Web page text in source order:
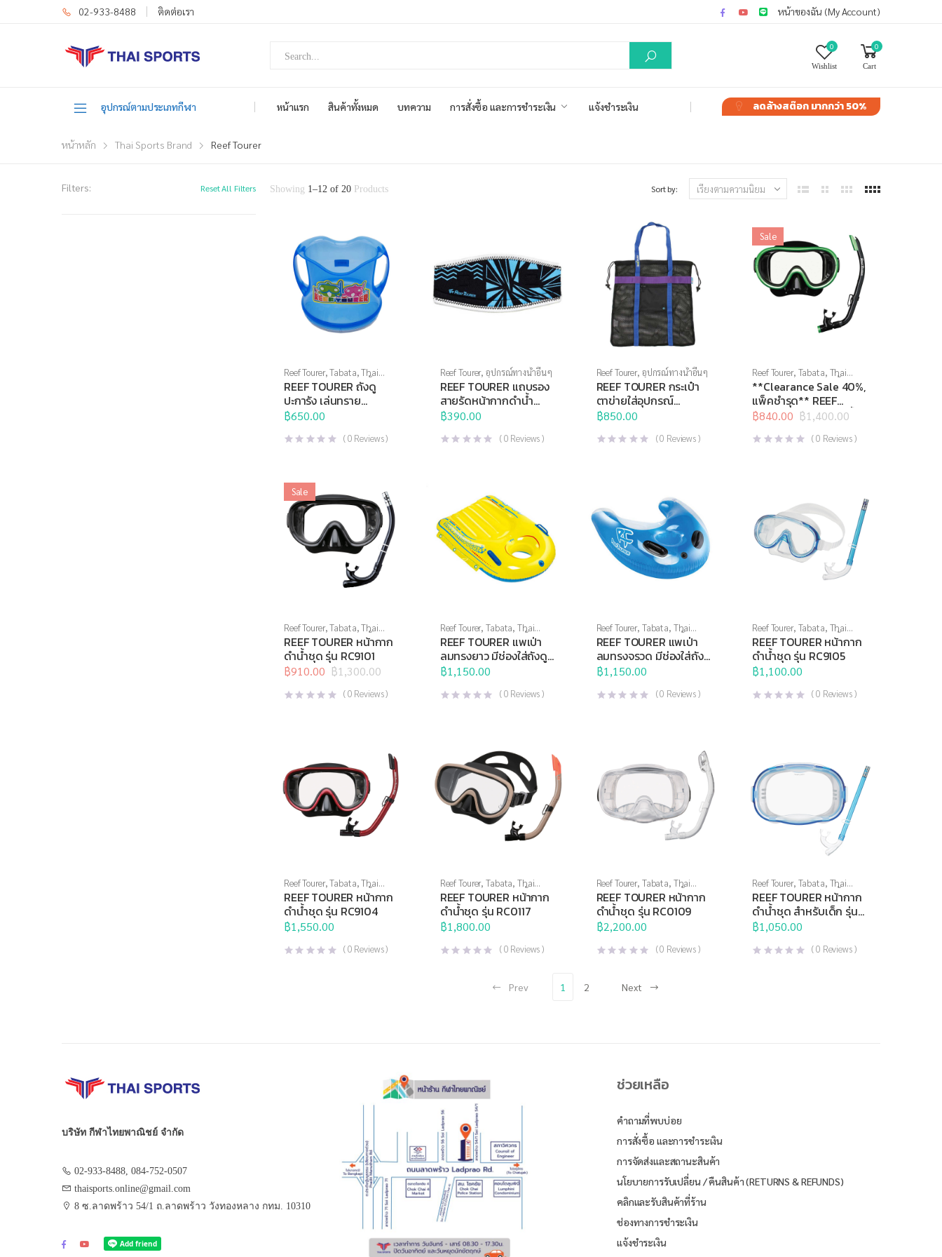
02-933-8488 ติดต่อเรา หน้าของฉัน (My Account)
0
Wishlist
0
Cart
อุปกรณ์ตามประเภทกีฬา หน้าแรก สินค้าทั้งหมด บทความ การสั่งซื้อ และการชำระเงิน แจ้งชำระเงิน ลดล้างสต๊อกมากกว่า 50%
หน้าหลัก Thai Sports Brand Reef Tourer
Filters: Reset All Filters Showing 1–12 of 20 Products Sort by:
Reef Tourer,Tabata,Thai
Sports Brand,กีฬาทางน้ำ
อุปกรณ์ทางน้ำอื่นๆ
REEF TOURER ถังดู
ปะการัง เล่นทราย
RA0506
฿650.00
(0 Reviews )
Reef Tourer,อุปกรณ์ทางน้ำอื่นๆ
REEF TOURER แถบรอง
สายรัดหน้ากากดำน้ำ
RA5007
฿390.00
(0 Reviews )
Reef Tourer, อุปกรณ์ทางน้ำอื่นๆ
REEF TOURER กระเป๋า
ตาข่ายใส่อุปกรณ์
RA0301
฿850.00
(0 Reviews )
Sale
Reef Tourer, Tabata, Thai
Sports Brand,กีฬาทางน้ำ,
หน้ากากดำน้ำ,อุปกรณ์ดำน้ำ
**Clearance Sale 40%,
แพ็คชำรุด** REEF
TOURER หน้ากากดำน้ำ
฿1,400.00
Original
price
was:
฿840.00
Current
price
is:
(0 Reviews )
Sale
Reef Tourer,Tabata,Thai
Sports Brand,กีฬาทางน้ำ,
หน้ากากดำน้ำ,อุปกรณ์ดำน้ำ
REEF TOURER หน้ากาก
ดำน้ำชุด รุ่น RC9101
฿1,300.00
Original
was:
฿910.00
Current
is:
(0 Reviews )
Reef Tourer,Tabata, Thai
Sports Brand,กีฬาทางน้ำ,
อุปกรณ์ทางน้ำอื่นๆ
REEF TOURER แพเป่า
ลมทรงยาว มีช่องใส่ถังดู
ปะการัง RA0504
฿1,150.00
(0 Reviews )
Reef Tourer, Tabata, Thai
Sports Brand,กีฬาทางน้ำ,
อุปกรณ์ทางน้ำอื่นๆ
REEF TOURER แพเป่า
ลมทรงจรวด มีช่องใส่ถัง
ดูปะการัง RA0501
฿1,150.00
(0 Reviews )
Reef Tourer, Tabata, Thai
Sports Brand,กีฬาทางน้ำ,
หน้ากากดำน้ำ,อุปกรณ์ดำน้ำ
REEF TOURER หน้ากาก
ดำน้ำชุด รุ่น RC9105
฿1,100.00
(0 Reviews )
Reef Tourer,Tabata,Thai
Sports Brand,กีฬาทางน้ำ,
หน้ากากดำน้ำ,อุปกรณ์ดำน้ำ
REEF TOURER หน้ากาก
ดำน้ำชุด รุ่น RC9104
฿1,550.00
(0 Reviews )
Reef Tourer,Tabata, Thai
Sports Brand,กีฬาทางน้ำ,
หน้ากากดำน้ำ,อุปกรณ์ดำน้ำ
REEF TOURER หน้ากาก
ดำน้ำชุด รุ่น RC0117
฿1,800.00
(0 Reviews )
Reef Tourer, Tabata, Thai
Sports Brand,กีฬาทางน้ำ,
หน้ากากดำน้ำ,อุปกรณ์ดำน้ำ
REEF TOURER หน้ากาก
ดำน้ำชุด รุ่น RC0109
฿2,200.00
(0 Reviews )
Reef Tourer, Tabata, Thai
Sports Brand,กีฬาทางน้ำ,
หน้ากากดำน้ำ,อุปกรณ์ดำน้ำ
REEF TOURER หน้ากาก
ดำน้ำชุด สำหรับเด็ก รุ่น
RC9204
฿1,050.00
(0 Reviews )
Prev 1 2 Next
บริษัท กีฬาไทยพาณิชย์ จำกัด
02-933-8488, 084-752-0507
thaisports.online@gmail.com
8 ซ.ลาดพร้าว 54/1 ถ.ลาดพร้าว วังทองหลาง กทม. 10310
ช่วยเหลือ
คำถามที่พบบ่อย
การสั่งซื้อ และการชำระเงิน
การจัดส่งและสถานะสินค้า
นโยบายการรับเปลี่ยน / คืนสินค้า (RETURNS & REFUNDS)
คลิกและรับสินค้าที่ร้าน
ช่องทางการชำระเงิน
แจ้งชำระเงิน